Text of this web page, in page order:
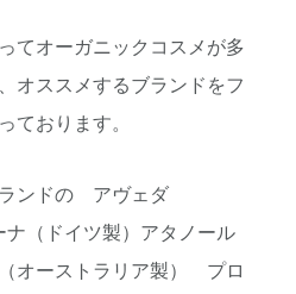
てオーガニックコスメが多
オススメするブランドをフ
ております。
ンドの アヴェダ
（ドイツ製）アタノール
（オーストラリア製） プロ